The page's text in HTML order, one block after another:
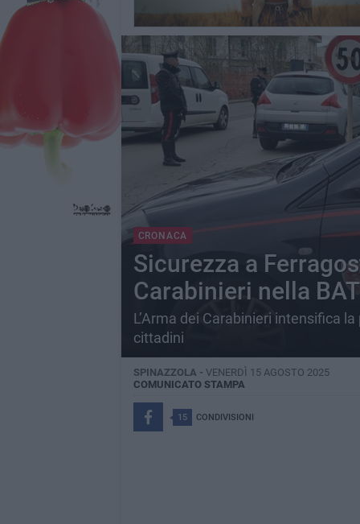
CRONACA
Sicurezza a
Carabinieri nella BAT
L’Arma dei Carabinieri intensifica
cittadini
SPINAZZOLA - VENERDÌ 15 AGOSTO 2025
COMUNICATO STAMPA
15 CONDIVISIONI